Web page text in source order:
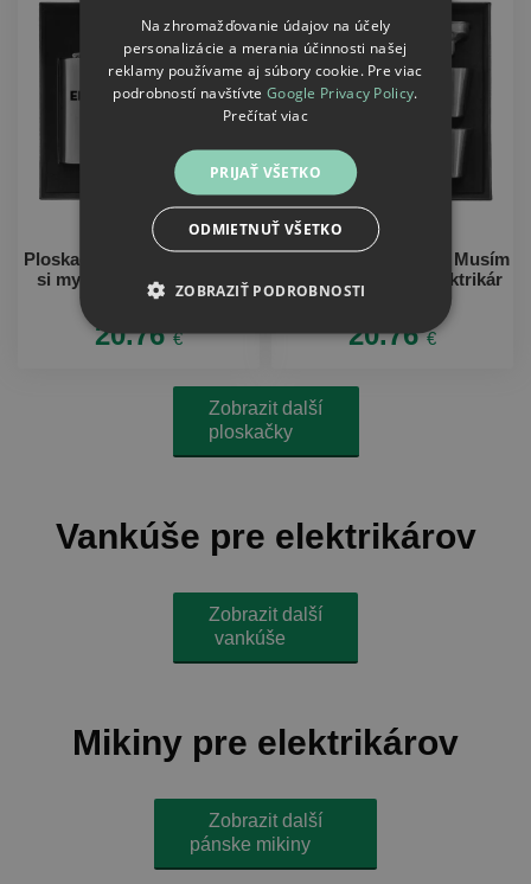
Ploskačka v krabičke Pokiaľ
si myslíš, že som drahý -
elektrikár
20.76 €
Ploskačka v krabičke Musím
riešiť problémy - elektrikár
20.76 €
Zobrazit další
ploskačky
Vankúše pre elektrikárov
Zobrazit další
vankúše
Mikiny pre elektrikárov
Zobrazit další
pánske mikiny
Na zhromažďovanie údajov na účely
personalizácie a merania účinnosti našej
reklamy používame aj súbory cookie. Pre viac
podrobností navštívte Google Privacy Policy.
Prečítať viac
PRIJAŤ VŠETKO
ODMIETNUŤ VŠETKO
ZOBRAZIŤ PODROBNOSTI